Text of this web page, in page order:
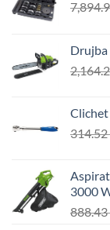
Drujba
314.52
3000
888.43